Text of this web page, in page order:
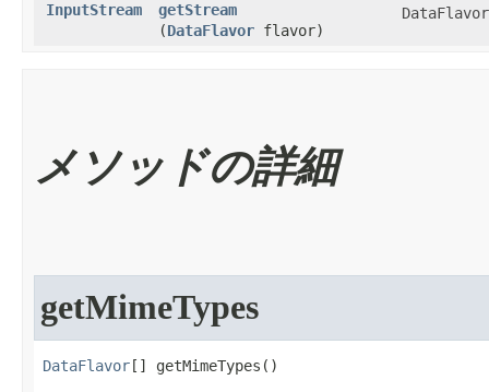
InputStream getStream
(DataFlavor flavor)
DataFlavor
メソッドの詳細
getMimeTypes
DataFlavor [] getMimeTypes​()